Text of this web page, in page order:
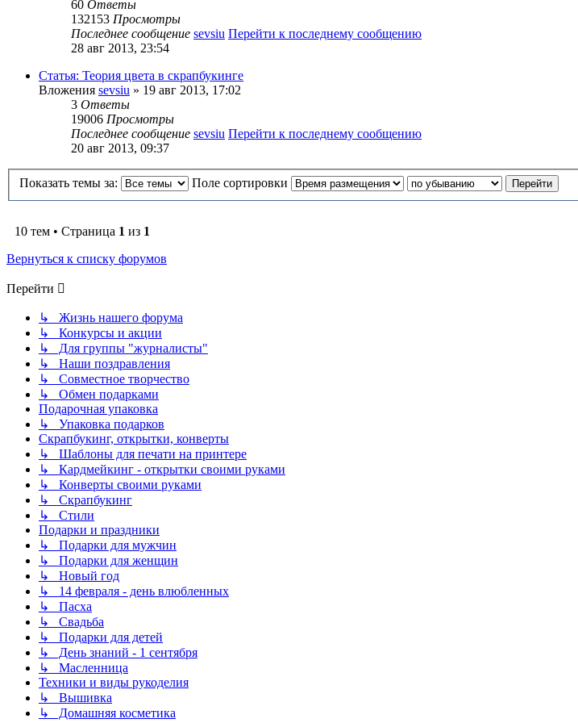
60 Ответы
132153 Просмотры
Последнее сообщение sevsiu Перейти к последнему сообщению
28 авг 2013, 23:54
Статья: Теория цвета в скрапбукинге
Вложения sevsiu » 19 авг 2013, 17:02
3 Ответы
19006 Просмотры
Последнее сообщение sevsiu Перейти к последнему сообщению
20 авг 2013, 09:37
Показать темы за: Поле сортировки
10 тем • Страница 1 из 1
Вернуться к списку форумов
Перейти
↳ Жизнь нашего форума
↳ Конкурсы и акции
↳ Для группы "журналисты"
↳ Наши поздравления
↳ Совместное творчество
↳ Обмен подарками
Подарочная упаковка
↳ Упаковка подарков
Скрапбукинг, открытки, конверты
↳ Шаблоны для печати на принтере
↳ Кардмейкинг - открытки своими руками
↳ Конверты своими руками
↳ Скрапбукинг
↳ Стили
Подарки и праздники
↳ Подарки для мужчин
↳ Подарки для женщин
↳ Новый год
↳ 14 февраля - день влюбленных
↳ Пасха
↳ Свадьба
↳ Подарки для детей
↳ День знаний - 1 сентября
↳ Масленница
Техники и виды рукоделия
↳ Вышивка
↳ Домашняя косметика